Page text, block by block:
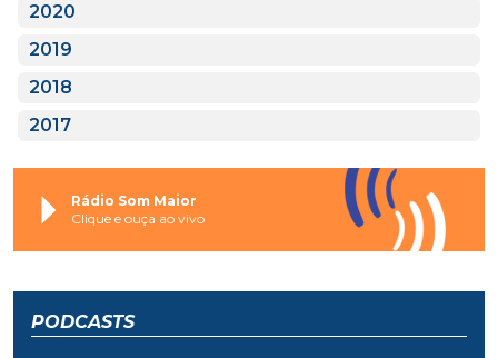
2020
2019
2018
2017
Rádio Som Maior
Clique e ouça ao vivo
PODCASTS